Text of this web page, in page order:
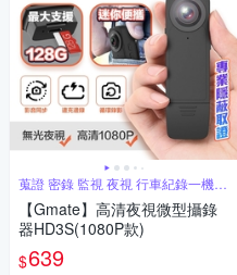
蒐證 密錄 監視 夜視 行車紀錄一機搞
定
【Gmate】高清夜視微型攝錄
器HD3S(1080P款)
$639